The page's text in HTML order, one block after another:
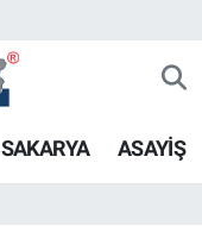
SAKARYA ASAYİŞ